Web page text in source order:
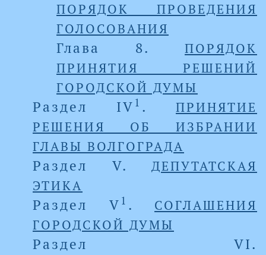
ПОРЯДОК ПРОВЕДЕНИЯ
ГОЛОСОВАНИЯ
Глава 8. ПОРЯДОК
ПРИНЯТИЯ РЕШЕНИЙ
ГОРОДСКОЙ ДУМЫ
Раздел IV 1 . ПРИНЯТИЕ
РЕШЕНИЯ ОБ ИЗБРАНИИ
ГЛАВЫ ВОЛГОГРАДА
Раздел V. ДЕПУТАТСКАЯ
ЭТИКА
Раздел V 1 . СОГЛАШЕНИЯ
ГОРОДСКОЙ ДУМЫ
Раздел VI.